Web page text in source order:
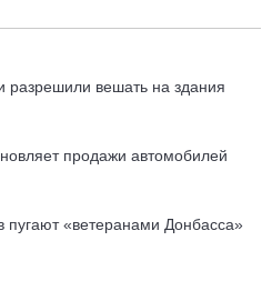
вешать на здания
продажи автомобилей
пугают «ветеранами Донбасса»